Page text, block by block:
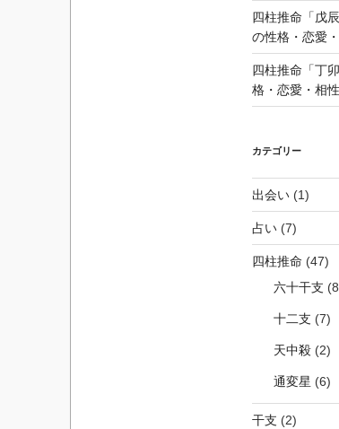
四柱推命「戊
の性格・恋愛
四柱推命「丁
格・恋愛・相性
カテゴリー
出会い(1)
占い(7)
四柱推命 (47)
六十干支
十二支 (7)
天中殺(2)
通変星 (6)
干支 (2)